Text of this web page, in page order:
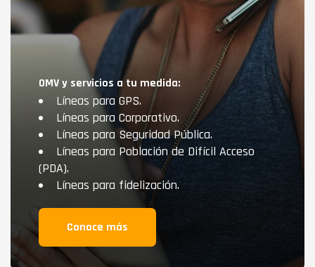
OMV y servicios a tu medida:
Líneas para GPS.
Líneas para Corporativo.
Líneas para Seguridad Pública.
Líneas para Población de Difícil Acceso
(PDA).
Líneas para fidelización.
Conoce más